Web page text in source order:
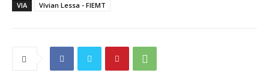
VIA Vívian Lessa - FIEMT